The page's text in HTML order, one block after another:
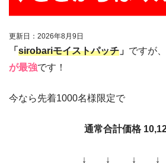
更新日： 2026年8月 9 日
「 sirobariモイストパッチ 」 ですが
が最強です！
今なら先着1000名様限定で
通常合計価格
↓ ↓ ↓ ↓